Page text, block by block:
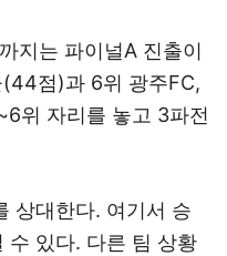
지는 파이널A 진출이
점)과 6위 광주FC,
위 자리를 놓고 3파전
상대한다. 여기서 승
수 있다. 다른 팀 상황